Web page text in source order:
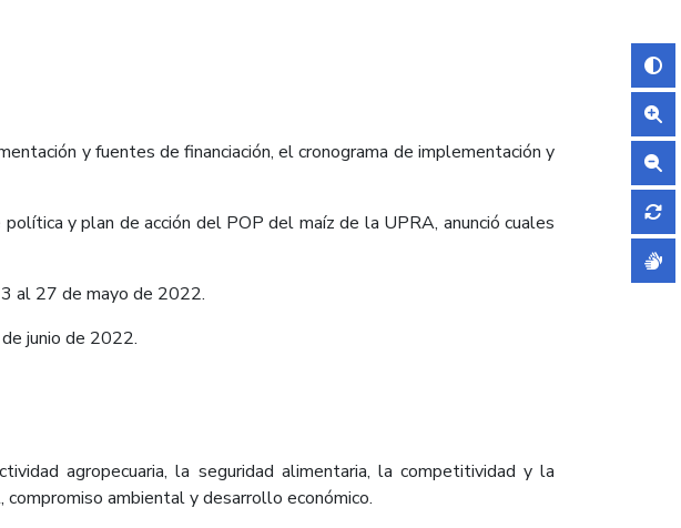
y fuentes de financiación, el cronograma de implementación y
y plan de acción del POP del maíz de la UPRA, anunció cuales
al 27 de mayo de 2022.
junio de 2022.
agropecuaria, la seguridad alimentaria, la competitividad y la
ambiental y desarrollo económico.